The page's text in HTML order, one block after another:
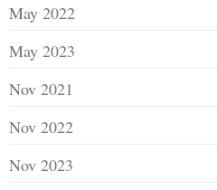
May 2022
May 2023
Nov 2021
Nov 2022
Nov 2023